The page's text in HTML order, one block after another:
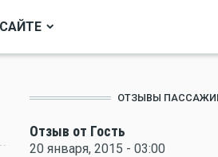
ОТЗЫВЫ
Отзыв от Гость
20 января, 2015 - 03:00